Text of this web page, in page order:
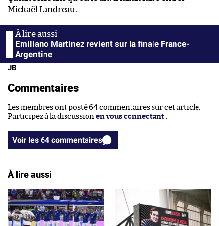
Mickaël Landreau.
Emiliano Martínez revient sur la finale France-
Argentine
JB
Commentaires
Les membres ont posté 64 commentaires sur cet article.
Participez à la discussion en vous connectant
Voir les 64 commentaires
À lire aussi